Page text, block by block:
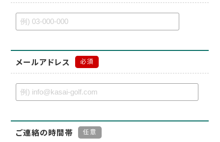
メールアドレス 必須
ご連絡の時間帯 任意